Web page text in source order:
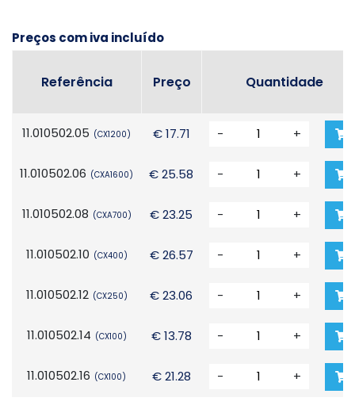
Preços com iva incluído
Referência Preço Quantidade
11.010502.05 (CX1200) € 17.71 - +
11.010502.06 (CXA1600) € 25.58 - +
11.010502.08 (CXA700) € 23.25 - +
11.010502.10 (CX400) € 26.57 - +
11.010502.12 (CX250) € 23.06 - +
11.010502.14 (CX100) € 13.78 - +
11.010502.16 (CX100) € 21.28 - +